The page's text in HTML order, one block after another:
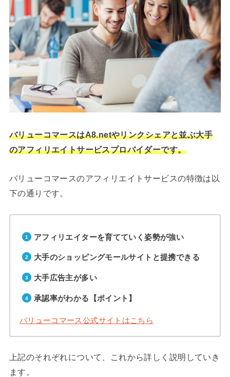
バリューコマースはA8.netやリンクシェアと並ぶ大手
のアフィリエイトサービスプロバイダーです。
バリューコマースのアフィリエイトサービスの特徴は以
下の通りです。
アフィリエイターを育てていく姿勢が強い
大手のショッピングモールサイトと提携できる
大手広告主が多い
承認率がわかる【ポイント】
バリューコマース公式サイトはこちら
上記のそれぞれについて、これから詳しく説明していき
ます。